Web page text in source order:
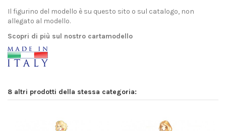
Il figurino del modello è su questo sito o sul catalogo, non
allegato al modello.
Scopri di più sul nostro cartamodello
8 altri prodotti della stessa categoria: